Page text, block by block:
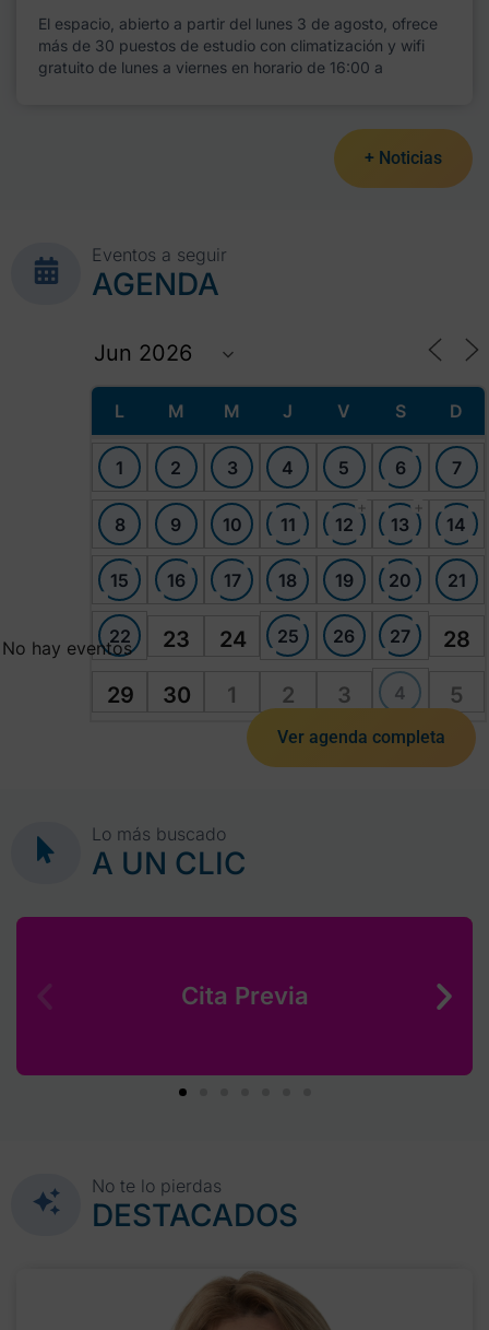
El espacio, abierto a partir del lunes 3 de agosto, ofrece
más de 30 puestos de estudio con climatización y wifi
gratuito de lunes a viernes en horario de 16:00 a
+ Noticias
Eventos a seguir
AGENDA
L M M J V S D
1 2 3 4 5 6 7
8 9 10 11 12
+
13
+
14
15 16 17 18 19 20 21
22 23 24 25 26 27 28
29 30 1 2 3 4 5
No hay eventos
Ver agenda completa
Lo más buscado
A UN CLIC
Cita Previa
No te lo pierdas
DESTACADOS